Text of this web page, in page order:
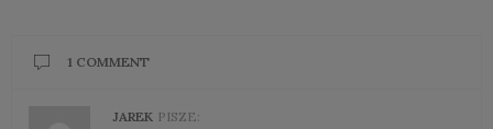
1 COMMENT
JAREK PISZE: